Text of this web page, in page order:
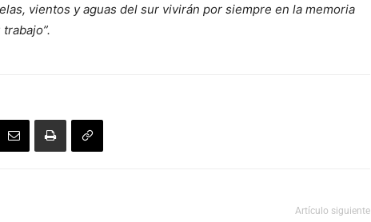
vientos y aguas del sur vivirán por siempre en la memoria
Artículo siguiente